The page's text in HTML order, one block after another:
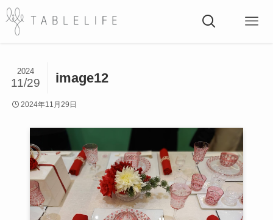
image12
2024
11/29
2024年11月29日